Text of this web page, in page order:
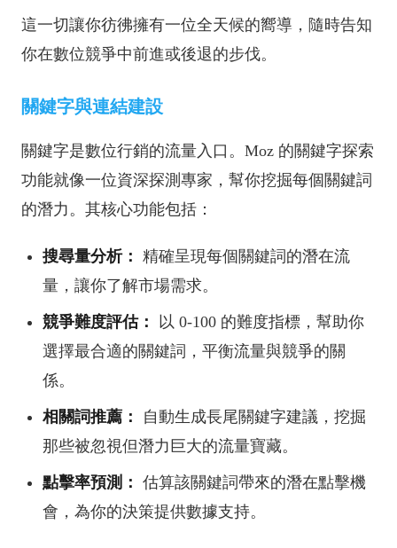
這一切讓你彷彿擁有一位全天候的嚮導，隨時告知
你在數位競爭中前進或後退的步伐。
關鍵字與連結建設
關鍵字是數位行銷的流量入口。Moz 的關鍵字探索
功能就像一位資深探測專家，幫你挖掘每個關鍵詞
的潛力。其核心功能包括：
搜尋量分析： 精確呈現每個關鍵詞的潛在流
量，讓你了解市場需求。
競爭難度評估：
以 0-100 的難度指標，幫助你
選擇最合適的關鍵詞，平衡流量與競爭的關
係。
相關詞推薦：
自動生成長尾關鍵字建議，挖掘
那些被忽視但潛力巨大的流量寶藏。
點擊率預測： 估算該關鍵詞帶來的潛在點擊機
會，為你的決策提供數據支持。